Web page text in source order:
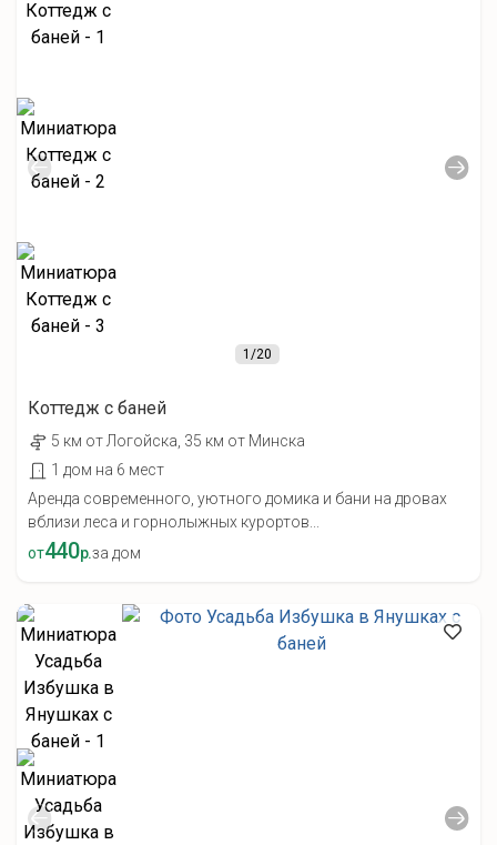
1/20
Коттедж с баней
5 км от Лoгойcка, 35 км от Минска
1 дом на 6 мест
Аренда современного, уютного домика и бани на дровах
вблизи леса и горнолыжных курортов...
от440р.за дом